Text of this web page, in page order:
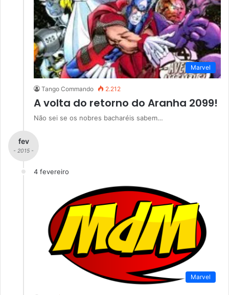
Marvel
Tango Commando 2.212
A volta do retorno do Aranha 2099!
Não sei se os nobres bacharéis sabem…
fev
- 2015 -
4 fevereiro
Marvel